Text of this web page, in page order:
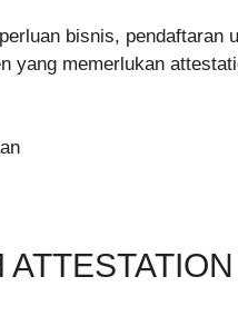
bisnis, pendaftaran
yang memerlukan